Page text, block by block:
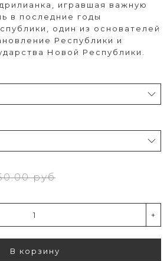
игравшая важную
в последние годы
один из основателей
Республики и
Новой Республики.
руб
+
В корзину